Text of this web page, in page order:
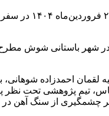
به گزارش
در شهر باستانی شوش
لقمان احمدزاده
تیم پژوهشی تحت
چشمگیری از سنگ آهن